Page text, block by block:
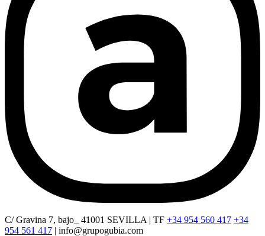
C/ Gravina 7, bajo_ 41001 SEVILLA | TF +34 954 560 417 +34
954 561 417 | info@grupogubia.com